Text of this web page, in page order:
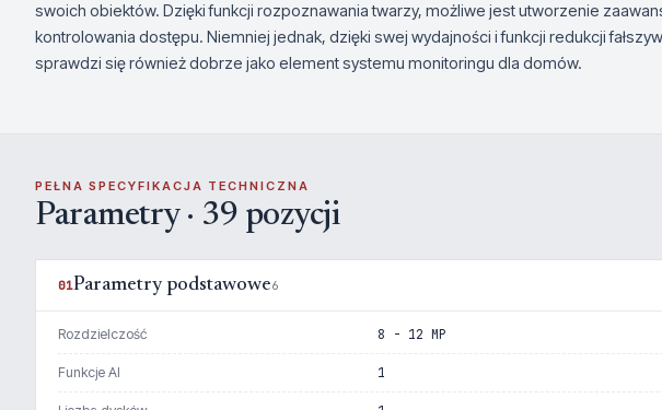
swoich obiektów. Dzięki funkcji rozpoznawania twarzy, możliwe jest utworzenie
kontrolowania dostępu. Niemniej jednak, dzięki swej wydajności i funkcji redukcji
sprawdzi się również dobrze jako element systemu monitoringu dla domów.
PEŁNA SPECYFIKACJA TECHNICZNA
Parametry · 39 pozycji
01Parametry podstawowe6
Rozdzielczość 8 - 12 MP
Funkcje AI 1